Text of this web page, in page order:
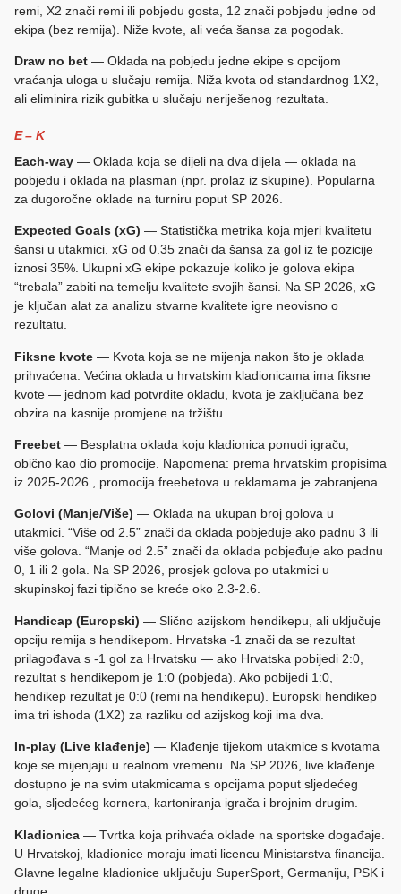
remi, X2 znači remi ili pobjedu gosta, 12 znači pobjedu jedne od
ekipa (bez remija). Niže kvote, ali veća šansa za pogodak.
Draw no bet — Oklada na pobjedu jedne ekipe s opcijom
vraćanja uloga u slučaju remija. Niža kvota od standardnog 1X2,
ali eliminira rizik gubitka u slučaju neriješenog rezultata.
E – K
Each-way — Oklada koja se dijeli na dva dijela — oklada na
pobjedu i oklada na plasman (npr. prolaz iz skupine). Popularna
za dugoročne oklade na turniru poput SP 2026.
Expected Goals (xG) — Statistička metrika koja mjeri kvalitetu
šansi u utakmici. xG od 0.35 znači da šansa za gol iz te pozicije
iznosi 35%. Ukupni xG ekipe pokazuje koliko je golova ekipa
“trebala” zabiti na temelju kvalitete svojih šansi. Na SP 2026, xG
je ključan alat za analizu stvarne kvalitete igre neovisno o
rezultatu.
Fiksne kvote — Kvota koja se ne mijenja nakon što je oklada
prihvaćena. Većina oklada u hrvatskim kladionicama ima fiksne
kvote — jednom kad potvrdite okladu, kvota je zaključana bez
obzira na kasnije promjene na tržištu.
Freebet — Besplatna oklada koju kladionica ponudi igraču,
obično kao dio promocije. Napomena: prema hrvatskim propisima
iz 2025-2026., promocija freebetova u reklamama je zabranjena.
Golovi (Manje/Više) — Oklada na ukupan broj golova u
utakmici. “Više od 2.5” znači da oklada pobjeđuje ako padnu 3 ili
više golova. “Manje od 2.5” znači da oklada pobjeđuje ako padnu
0, 1 ili 2 gola. Na SP 2026, prosjek golova po utakmici u
skupinskoj fazi tipično se kreće oko 2.3-2.6.
Handicap (Europski) — Slično azijskom hendikepu, ali uključuje
opciju remija s hendikepom. Hrvatska -1 znači da se rezultat
prilagođava s -1 gol za Hrvatsku — ako Hrvatska pobijedi 2:0,
rezultat s hendikepom je 1:0 (pobjeda). Ako pobijedi 1:0,
hendikep rezultat je 0:0 (remi na hendikepu). Europski hendikep
ima tri ishoda (1X2) za razliku od azijskog koji ima dva.
In-play (Live klađenje) — Klađenje tijekom utakmice s kvotama
koje se mijenjaju u realnom vremenu. Na SP 2026, live klađenje
dostupno je na svim utakmicama s opcijama poput sljedećeg
gola, sljedećeg kornera, kartoniranja igrača i brojnim drugim.
Kladionica — Tvrtka koja prihvaća oklade na sportske događaje.
U Hrvatskoj, kladionice moraju imati licencu Ministarstva financija.
Glavne legalne kladionice uključuju SuperSport, Germaniju, PSK i
druge.